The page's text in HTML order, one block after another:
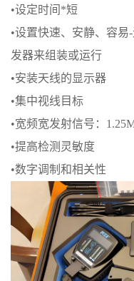
•设定时间*短
•设置快速、安静、容
发器来组装或运行
•安装天线的显示器
•集中视线目标
•宽频宽发射信号：
•提高检测灵敏度
•数字调制和相关性